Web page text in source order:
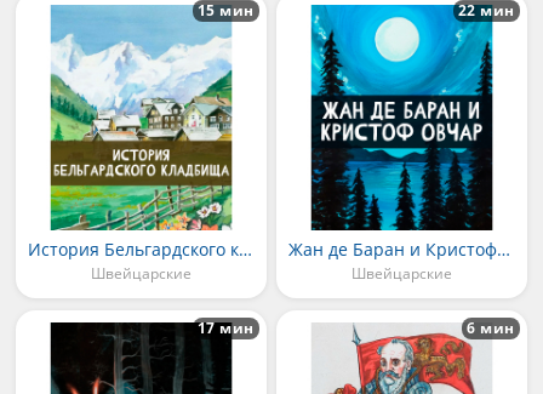
История Бельгардского кладбища
Швейцарские
15 мин
Жан де Баран и Кристоф Овчар
Швейцарские
22 мин
17 мин 6 мин